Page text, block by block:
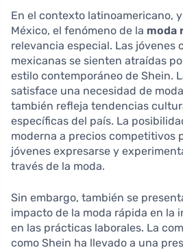
En el contexto latinoamericano,
México, el fenómeno de la moda
relevancia especial. Las jóvenes
mexicanas se sienten atraídas
estilo contemporáneo de Shein.
satisface una necesidad de
también refleja tendencias
específicas del país. La
moderna a precios competitivos
jóvenes expresarse y
través de la moda.
Sin embargo, también se
impacto de la moda rápida en la
en las prácticas laborales. La
como Shein ha llevado a una